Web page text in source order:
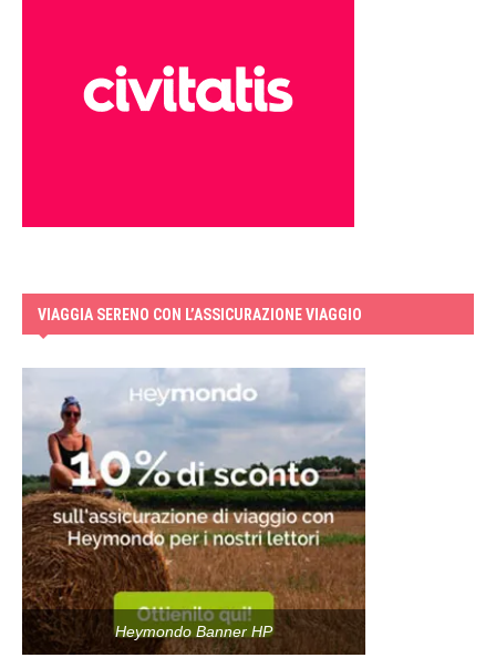
VIAGGIA SERENO CON L’ASSICURAZIONE VIAGGIO
Heymondo Banner HP